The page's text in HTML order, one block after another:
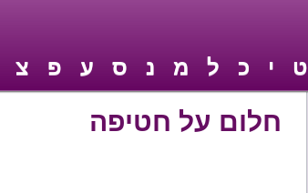
ט י כ ל מ נ ס ע פ צ
חלום על חטיפה